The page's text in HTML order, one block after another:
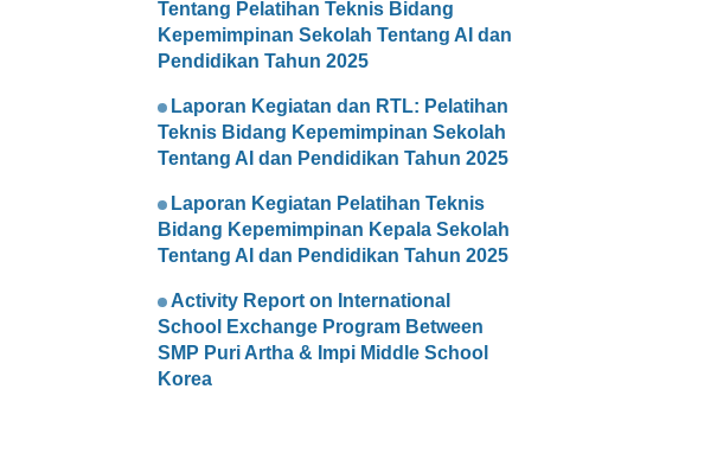
Tentang Pelatihan Teknis Bidang
Kepemimpinan Sekolah Tentang AI dan
Pendidikan Tahun 2025
Laporan Kegiatan dan RTL: Pelatihan
Teknis Bidang Kepemimpinan Sekolah
Tentang AI dan Pendidikan Tahun 2025
Laporan Kegiatan Pelatihan Teknis
Bidang Kepemimpinan Kepala Sekolah
Tentang AI dan Pendidikan Tahun 2025
Activity Report on International
School Exchange Program Between
SMP Puri Artha & Impi Middle School
Korea